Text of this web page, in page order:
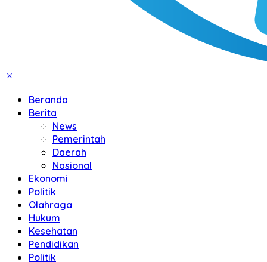
Beranda
Berita
News
Pemerintah
Daerah
Nasional
Ekonomi
Politik
Olahraga
Hukum
Kesehatan
Pendidikan
Politik